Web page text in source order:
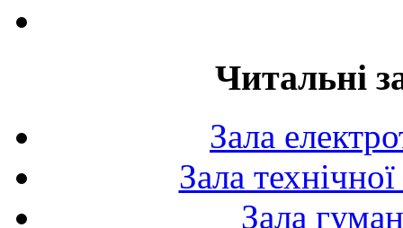
Читальні
Зала
Зала
Зала